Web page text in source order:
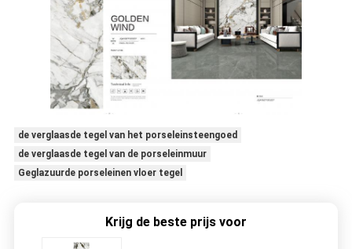
de verglaasde tegel van het porseleinsteengoed
de verglaasde tegel van de porseleinmuur
Geglazuurde porseleinen vloer tegel
Krijg de beste prijs voor